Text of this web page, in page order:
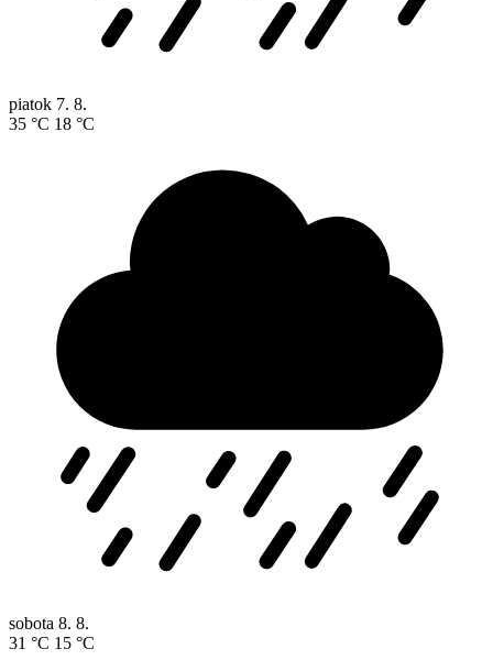
piatok 7. 8.
35 °C 18 °C
sobota 8. 8.
31 °C 15 °C